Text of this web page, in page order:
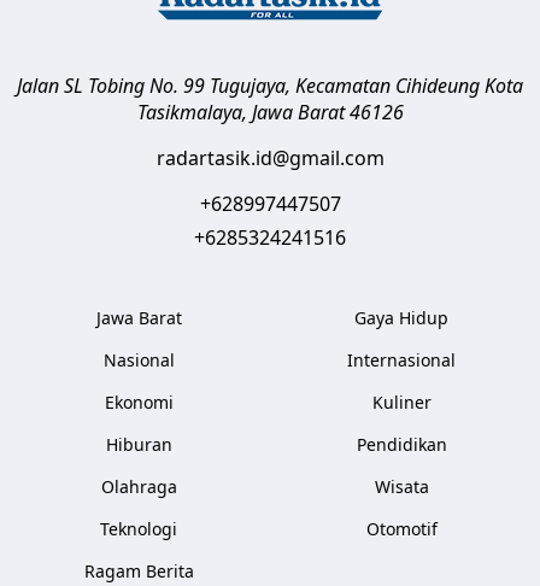
Jalan SL Tobing No. 99 Tugujaya, Kecamatan CihideungKota
Tasikmalaya, Jawa Barat 46126
radartasik.id@gmail.com
+628997447507
+6285324241516
Jawa Barat
Nasional
Ekonomi
Hiburan
Olahraga
Teknologi
Ragam Berita
Gaya Hidup
Internasional
Kuliner
Pendidikan
Wisata
Otomotif